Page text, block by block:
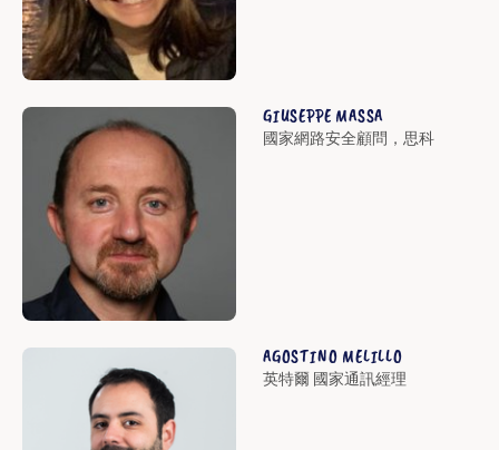
GIUSEPPE MASSA
國家網路安全顧問，思科
AGOSTINO MELILLO
英特爾 國家通訊經理